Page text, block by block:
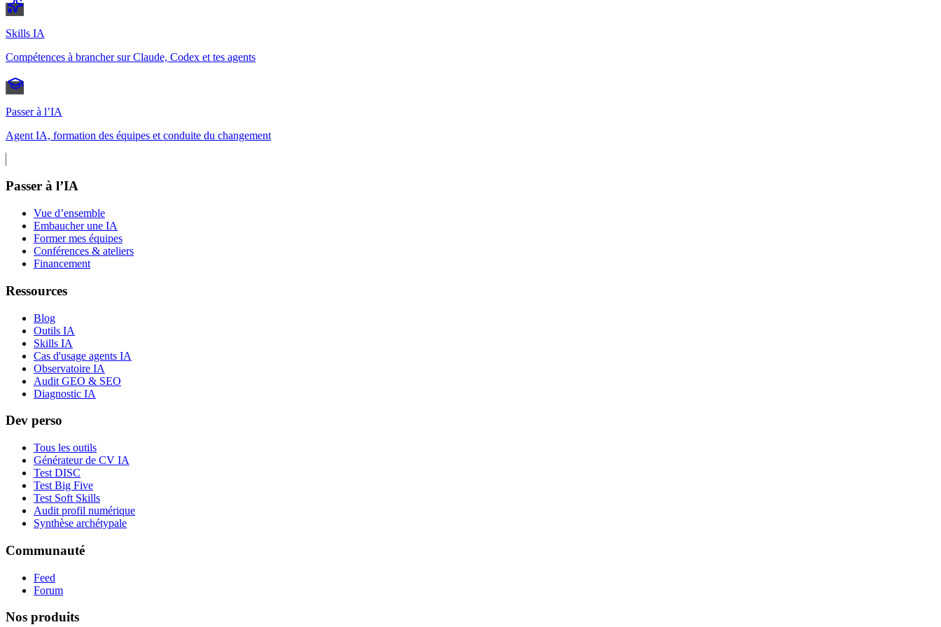
Skills IA
Compétences à brancher sur Claude, Codex et tes agents
Passer à l’IA
Agent IA, formation des équipes et conduite du changement
Passer à l’IA
Vue d’ensemble
Embaucher une IA
Former mes équipes
Conférences & ateliers
Financement
Ressources
Blog
Outils IA
Skills IA
Cas d'usage agents IA
Observatoire IA
Audit GEO & SEO
Diagnostic IA
Dev perso
Tous les outils
Générateur de CV IA
Test DISC
Test Big Five
Test Soft Skills
Audit profil numérique
Synthèse archétypale
Communauté
Feed
Forum
Nos produits